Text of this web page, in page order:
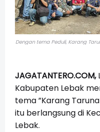
Dengan tema Peduli, Karang
JAGATANTERO.COM,
Kabupaten Lebak
tema ”Karang
itu berlangsung di
Lebak.